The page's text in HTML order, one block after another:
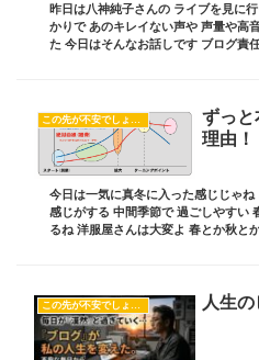
昨日は八神純子さんの ライブを見に
かりで あのキレイない声や 声量や高
た 今日はそんなお話しです ブログ責
この先が不安でしょうがない
ずっと
理由！
今日は一気に真冬に入った感じじゃ
感じがする 中間季節で 過ごしやすい
るね 洋服屋さんは大変よ 春とか秋と
この先が不安でしょうがない 人生